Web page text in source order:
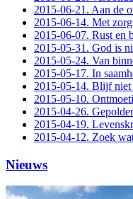
2015-06-21. Aan de
2015-06-14. Met
2015-06-07. Rust en
2015-05-31. God is
2015-05-24. Van
2015-05-17. In
2015-05-14. Blijf niet
2015-05-10.
2015-04-26.
2015-04-19.
2015-04-12. Zoek
Nieuws